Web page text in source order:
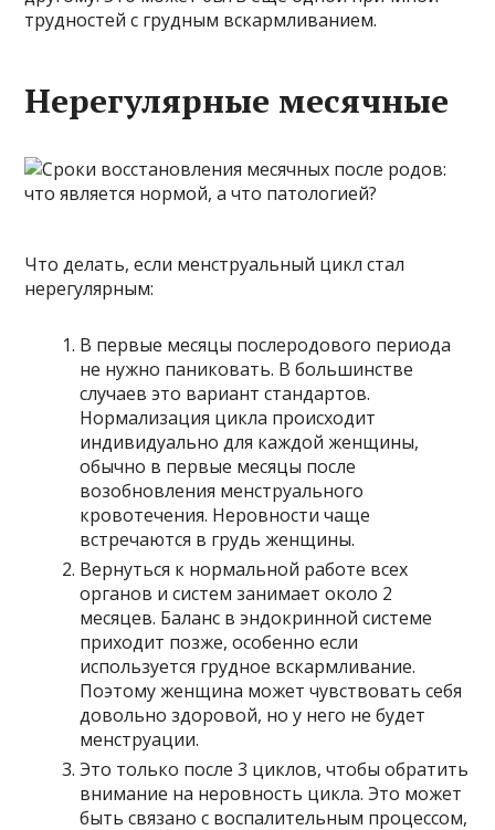
трудностей с грудным вскармливанием.
Нерегулярные месячные
Что делать, если менструальный цикл стал
нерегулярным:
В первые месяцы послеродового периода
не нужно паниковать. В большинстве
случаев это вариант стандартов.
Нормализация цикла происходит
индивидуально для каждой женщины,
обычно в первые месяцы после
возобновления менструального
кровотечения. Неровности чаще
встречаются в грудь женщины.
Вернуться к нормальной работе всех
органов и систем занимает около 2
месяцев. Баланс в эндокринной системе
приходит позже, особенно если
используется грудное вскармливание.
Поэтому женщина может чувствовать себя
довольно здоровой, но у него не будет
менструации.
Это только после 3 циклов, чтобы обратить
внимание на неровность цикла. Это может
быть связано с воспалительным процессом,